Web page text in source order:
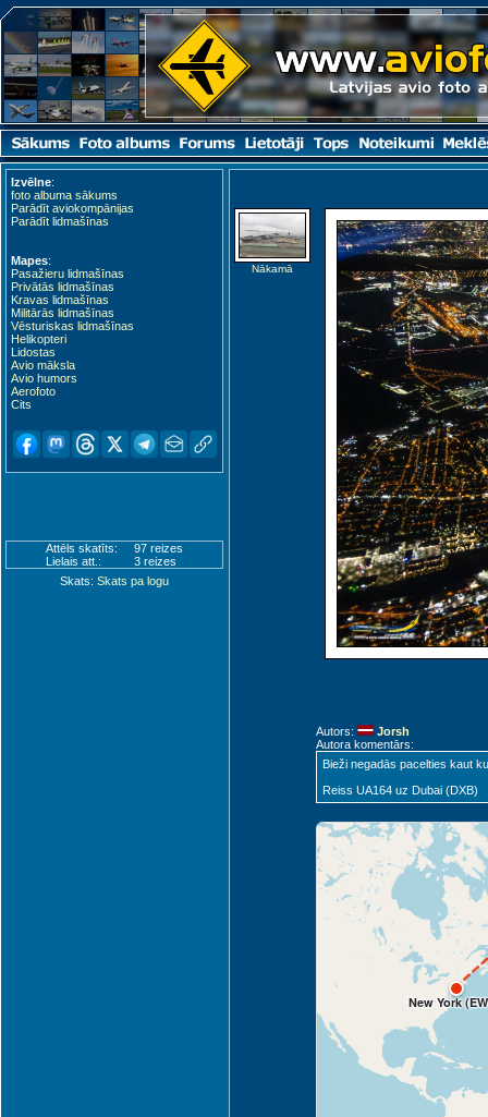
Izvēlne:
foto albuma sākums
Parādīt aviokompānijas
Parādīt lidmašīnas
Mapes:
Pasažieru lidmašīnas
Privātās lidmašīnas
Kravas lidmašīnas
Militārās lidmašīnas
Vēsturiskas lidmašīnas
Helikopteri
Lidostas
Avio māksla
Avio humors
Aerofoto
Cits
Attēls skatīts:
97 reizes
Lielais att.:
3 reizes
Skats: Skats pa logu
Nākamā
Autors:
Jorsh
Autora komentārs:
Bieži negadās pacelties kaut
Reiss UA164 uz Dubai (DXB)
New York